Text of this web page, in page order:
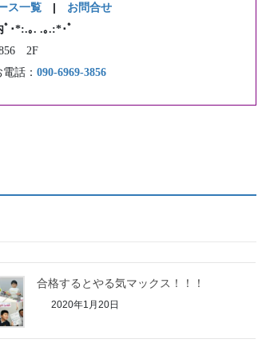
ス一覧 | お問合せ
*:.｡. .｡.:*･゜
2F
電話： 090-6969-3856
合格するとやる気マックス！！！
2020年1月20日